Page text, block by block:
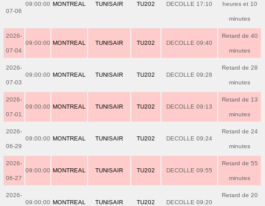
07-06
09:00:00 MONTREAL TUNISAIR TU202 DECOLLE 17:10 heures et 10
minutes
2026-
07-04
09:00:00 MONTREAL TUNISAIR TU202 DECOLLE 09:40
Retard de 40
minutes
2026-
07-03
09:00:00 MONTREAL TUNISAIR TU202 DECOLLE 09:28
Retard de 28
minutes
2026-
07-01
09:00:00 MONTREAL TUNISAIR TU202 DECOLLE 09:13
Retard de 13
minutes
2026-
06-29
09:00:00 MONTREAL TUNISAIR TU202 DECOLLE 09:24
Retard de 24
minutes
2026-
06-27
09:00:00 MONTREAL TUNISAIR TU202 DECOLLE 09:55
Retard de 55
minutes
2026-
09:00:00 MONTREAL TUNISAIR TU202 DECOLLE 09:20
Retard de 20